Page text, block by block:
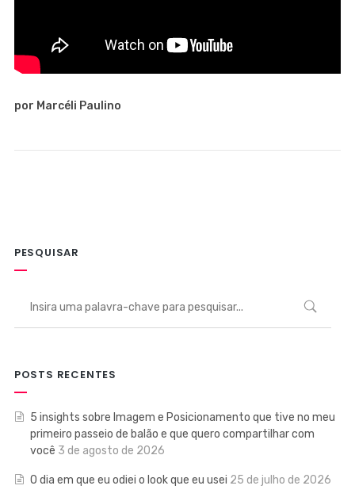
por Marcéli Paulino
PESQUISAR
POSTS RECENTES
5 insights sobre Imagem e Posicionamento que tive no meu
primeiro passeio de balão e que quero compartilhar com
você 3 de agosto de 2026
O dia em que eu odiei o look que eu usei 25 de julho de 2026